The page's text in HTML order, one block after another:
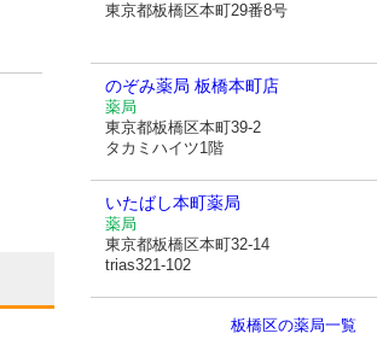
東京都板橋区本町29番8号
のぞみ薬局 板橋本町店
薬局
東京都板橋区本町39-2
タカミハイツ1階
いたばし本町薬局
薬局
東京都板橋区本町32-14
trias321-102
板橋区の薬局一覧